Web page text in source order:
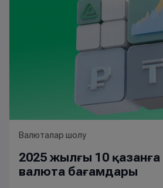
Валюталар шолу
2025 жылғы 10 қазанға
валюта бағамдары